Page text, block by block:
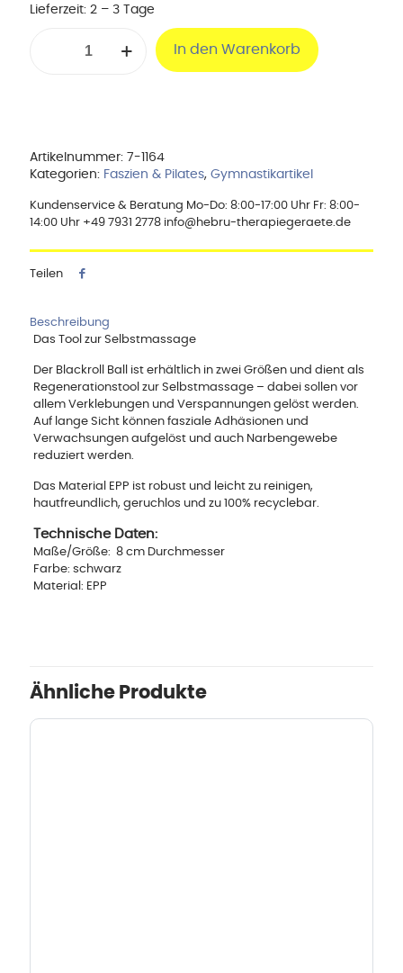
Lieferzeit: 2 – 3 Tage
In den Warenkorb
Artikelnummer: 7-1164
Kategorien: Faszien & Pilates, Gymnastikartikel
Kundenservice & Beratung Mo-Do: 8:00-17:00 Uhr Fr: 8:00-
14:00 Uhr +49 7931 2778 info@hebru-therapiegeraete.de
Teilen
Beschreibung
Das Tool zur Selbstmassage
Der Blackroll Ball ist erhältlich in zwei Größen und dient als
Regenerationstool zur Selbstmassage – dabei sollen vor
allem Verklebungen und Verspannungen gelöst werden.
Auf lange Sicht können fasziale Adhäsionen und
Verwachsungen aufgelöst und auch Narbengewebe
reduziert werden.
Das Material EPP ist robust und leicht zu reinigen,
hautfreundlich, geruchlos und zu 100% recyclebar.
Technische Daten:
Maße/Größe: 8 cm Durchmesser
Farbe: schwarz
Material: EPP
Ähnliche Produkte